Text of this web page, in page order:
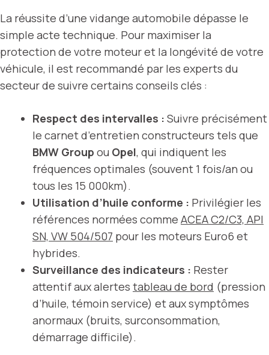
La réussite d’une vidange automobile dépasse le
simple acte technique. Pour maximiser la
protection de votre moteur et la longévité de votre
véhicule, il est recommandé par les experts du
secteur de suivre certains conseils clés :
Respect des intervalles : Suivre précisément
le carnet d’entretien constructeurs tels que
BMW Group ou Opel, qui indiquent les
fréquences optimales (souvent 1 fois/an ou
tous les 15 000km).
Utilisation d’huile conforme : Privilégier les
références normées comme ACEA C2/C3, API
SN, VW 504/507 pour les moteurs Euro6 et
hybrides.
Surveillance des indicateurs : Rester
attentif aux alertes tableau de bord (pression
d’huile, témoin service) et aux symptômes
anormaux (bruits, surconsommation,
démarrage difficile).